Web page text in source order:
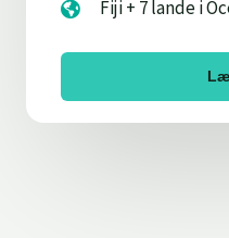
Fiji + 7 lande i